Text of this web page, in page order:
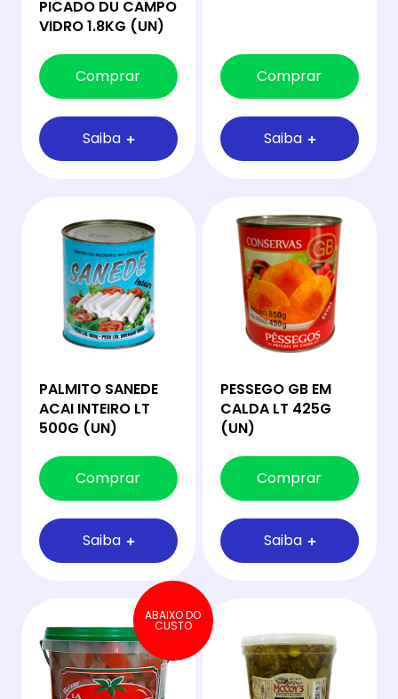
PICADO DU CAMPO
VIDRO 1.8KG (UN)
Comprar
Saiba
Comprar
Saiba
PALMITO SANEDE
ACAI INTEIRO LT
500G (UN)
Comprar
Saiba
PESSEGO GB EM
CALDA LT 425G
(UN)
Comprar
Saiba
ABAIXO DO
CUSTO